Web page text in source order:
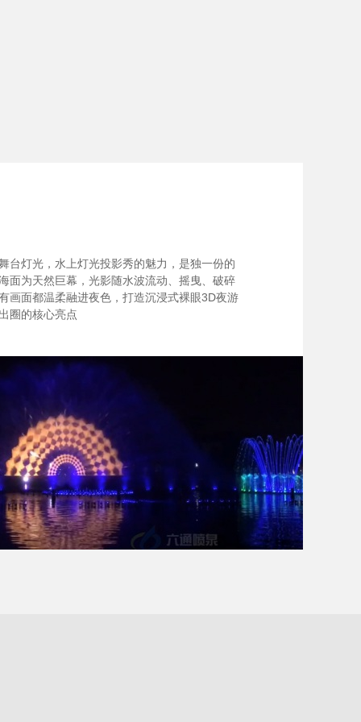
台灯光，水上灯光投影秀的魅力，是独一份的
面为天然巨幕，光影随水波流动、摇曳、破碎
画面都温柔融进夜色，打造沉浸式裸眼3D夜游
圈的核心亮点